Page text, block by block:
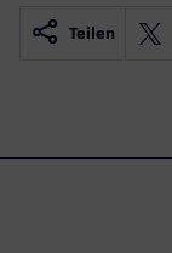
Teilen